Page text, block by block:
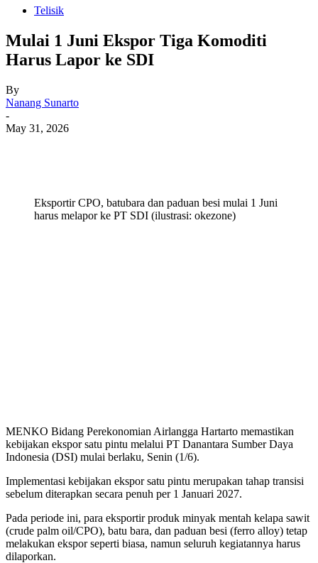
Telisik
Mulai 1 Juni Ekspor Tiga Komoditi
Harus Lapor ke SDI
By
Nanang Sunarto
-
May 31, 2026
Eksportir CPO, batubara dan paduan besi mulai 1 Juni
harus melapor ke PT SDI (ilustrasi: okezone)
MENKO Bidang Perekonomian Airlangga Hartarto memastikan
kebijakan ekspor satu pintu melalui PT Danantara Sumber Daya
Indonesia (DSI) mulai berlaku, Senin (1/6).
Implementasi kebijakan ekspor satu pintu merupakan tahap transisi
sebelum diterapkan secara penuh per 1 Januari 2027.
Pada periode ini, para eksportir produk minyak mentah kelapa sawit
(crude palm oil/CPO), batu bara, dan paduan besi (ferro alloy) tetap
melakukan ekspor seperti biasa, namun seluruh kegiatannya harus
dilaporkan.